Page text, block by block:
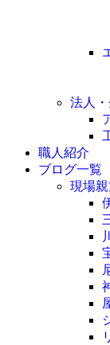
法人
職人紹介
ブログ一覧
現場